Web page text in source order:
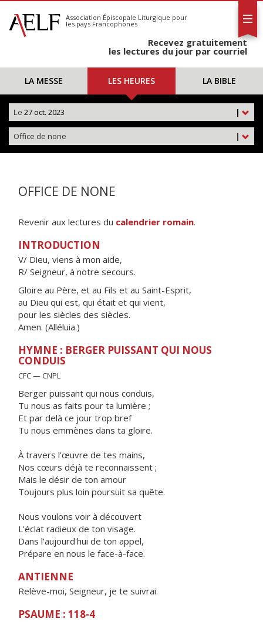
S'abonner
Calendrier
Association Épiscopale Liturgique pour
les pays Francophones
Recevez gratuitement
les lectures du jour par courriel
LA MESSE LES HEURES LA BIBLE
|
Le 27 oct. 2023
|
Office de none
OFFICE DE NONE
Revenir aux lectures du calendrier romain.
INTRODUCTION
V/ Dieu, viens à mon aide,
R/ Seigneur, à notre secours.
Gloire au Père, et au Fils et au Saint-Esprit,
au Dieu qui est, qui était et qui vient,
pour les siècles des siècles.
Amen. (Alléluia.)
HYMNE : BERGER PUISSANT QUI NOUS
CONDUIS
CFC — CNPL
Berger puissant qui nous conduis,
Tu nous as faits pour ta lumière ;
Et par delà ce jour trop bref
Tu nous emmènes dans ta gloire.
À travers l'œuvre de tes mains,
Nos cœurs déjà te reconnaissent ;
Mais le désir de ton amour
Toujours plus loin poursuit sa quête.
Nous voulons voir à découvert
L'éclat radieux de ton visage.
Dans l'aujourd'hui de ton appel,
Prépare en nous le face-à-face.
ANTIENNE
Relève-moi, Seigneur, je te suivrai.
PSAUME : 118-4